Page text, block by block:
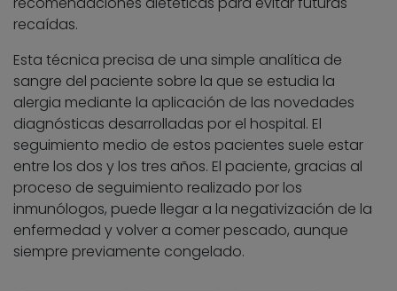
recaídas.
Esta técnica precisa de una simple analítica de
sangre del paciente sobre la que se estudia la
alergia mediante la aplicación de las novedades
diagnósticas desarrolladas por el hospital. El
seguimiento medio de estos pacientes suele estar
entre los dos y los tres años. El paciente, gracias al
proceso de seguimiento realizado por los
inmunólogos, puede llegar a la negativización de la
enfermedad y volver a comer pescado, aunque
siempre previamente congelado.